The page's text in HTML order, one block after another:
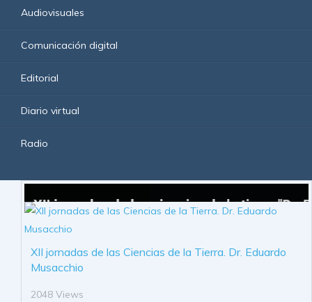
Audiovisuales
Comunicación digital
Editorial
Diario virtual
Radio
XII jornadas de las Ciencias de la Tierra. Dr. Eduardo
Musacchio
2048 Views